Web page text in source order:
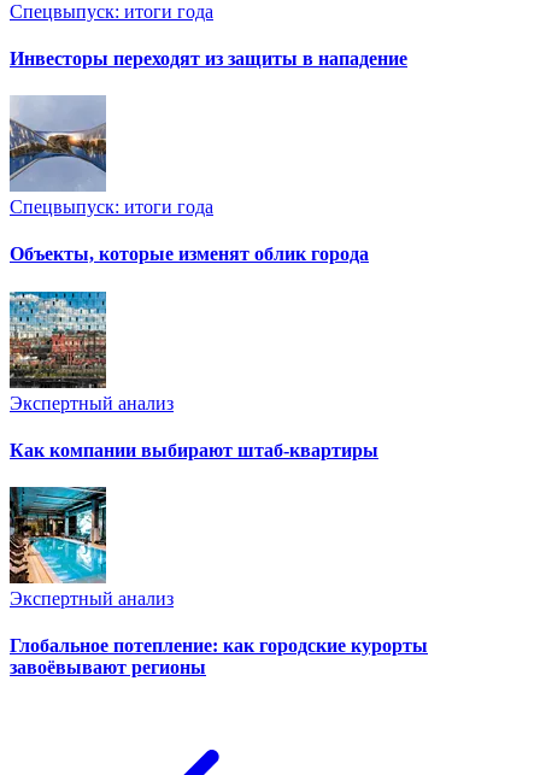
Спецвыпуск: итоги года
Инвесторы переходят из защиты в нападение
Спецвыпуск: итоги года
Объекты, которые изменят облик города
Экспертный анализ
Как компании выбирают штаб-квартиры
Экспертный анализ
Глобальное потепление: как городские курорты
завоёвывают регионы